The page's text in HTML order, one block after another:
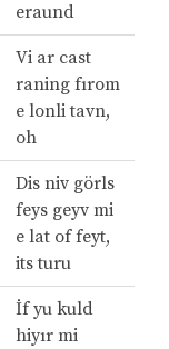
eraund
Vi ar cast
raning fırom
e lonli tavn,
oh
Dis niv görls
feys geyv mi
e lat of feyt,
its turu
İf yu kuld
hiyır mi